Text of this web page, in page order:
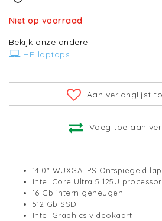
Niet op voorraad
Bekijk onze andere:
HP laptops
Aan verlanglijst
Voeg toe aan
14.0" WUXGA IPS Ontspiegeld
Intel Core Ultra 5 125U processor
16 Gb intern geheugen
512 Gb SSD
Intel Graphics videokaart